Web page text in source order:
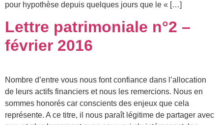
pour hypothèse depuis quelques jours que le « […]
Lettre patrimoniale n°2 –
février 2016
Nombre d’entre vous nous font confiance dans l’allocation
de leurs actifs financiers et nous les remercions. Nous en
sommes honorés car conscients des enjeux que cela
représente. A ce titre, il nous paraît légitime de partager avec